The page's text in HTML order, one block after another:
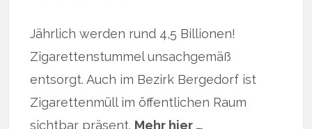
Jährlich werden rund 4,5 Billionen!
Zigarettenstummel unsachgemäß
entsorgt. Auch im Bezirk Bergedorf ist
Zigarettenmüll im öffentlichen Raum
sichtbar präsent. Mehr hier …